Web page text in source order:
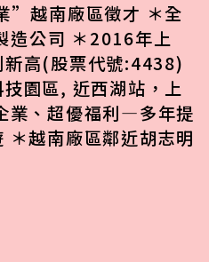
”越南廠區徵才 ＊全
造公司 ＊2016年上
新高(股票代號:4438)
園區, 近西湖站，上
業、超優福利—多年提
＊越南廠區鄰近胡志明